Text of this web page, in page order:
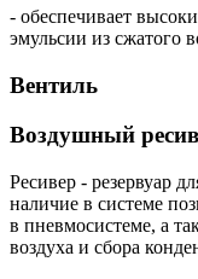
- обеспечивает
эмульсии из сжатого
Вентиль
Воздушный
Ресивер - резервуар
наличие в системе
в пневмосистеме, а
воздуха и сбора